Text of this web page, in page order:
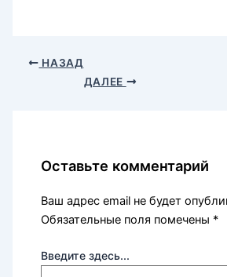
НАЗАД
ДАЛЕЕ
Оставьте комментарий
Ваш адрес email не будет
Обязательные поля помечены *
Введите здесь...